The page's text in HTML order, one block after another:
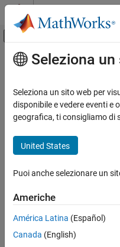
Vai al contenuto
Attiva/disattiva
Risorsa
Stato
Contenuto principale
Seleziona
Seleziona un sito web per
disponibile e vedere eventi e
geografica, ti consigliamo di
United States
Puoi anche selezionare un
Americhe
América Latina (Español)
Canada (English)